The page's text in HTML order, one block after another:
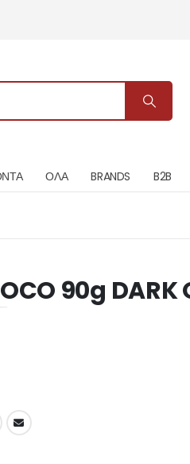
ΟΛΑ BRANDS B2B
90g DARK